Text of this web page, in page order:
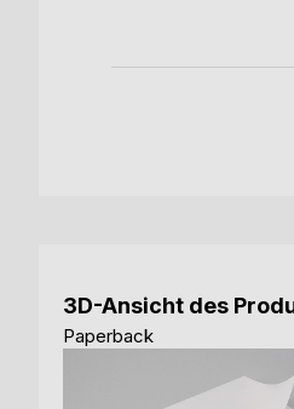
3D-Ansicht des
Paperback